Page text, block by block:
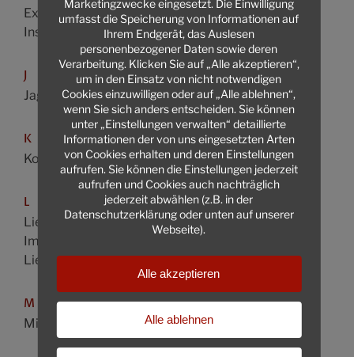
Exekutionsrecht
Insolvenzrecht
J
Jagdrecht
K
Konsumentenschutz
L
Liegenschafts- und
Immobilienrecht
Liegenschaftsverträge
M
Miet- und Wohnrecht
Marketingzwecke eingesetzt. Die Einwilligung
umfasst die Speicherung von Informationen auf
Ihrem Endgerät, das Auslesen
personenbezogener Daten sowie deren
Verarbeitung. Klicken Sie auf „Alle akzeptieren“,
um in den Einsatz von nicht notwendigen
Cookies einzuwilligen oder auf „Alle ablehnen“,
wenn Sie sich anders entscheiden. Sie können
unter „Einstellungen verwalten“ detaillierte
Informationen der von uns eingesetzten Arten
von Cookies erhalten und deren Einstellungen
aufrufen. Sie können die Einstellungen jederzeit
aufrufen und Cookies auch nachträglich
jederzeit abwählen (z.B. in der
Datenschutzerklärung oder unten auf unserer
Webseite).
Alle akzeptieren
Alle ablehnen